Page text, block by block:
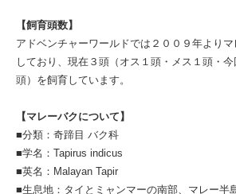
【飼育頭数】
アドベンチャーワールドでは２００９年より
しており、現在３頭（オス１頭・メス１頭・
頭）を飼育しています。
【マレーバクについて】
■分類：奇蹄目 バク科
■学名：Tapirus indicus
■英名：Malayan Tapir
■生息地：タイとミャンマーの南部、マレー半